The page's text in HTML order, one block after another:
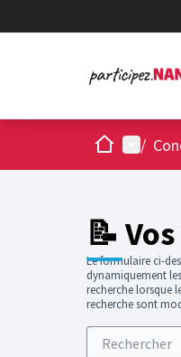
AccueilMenu
/
📝
Le formulaire ci-
dynamiquement
recherche lorsque
recherche sont